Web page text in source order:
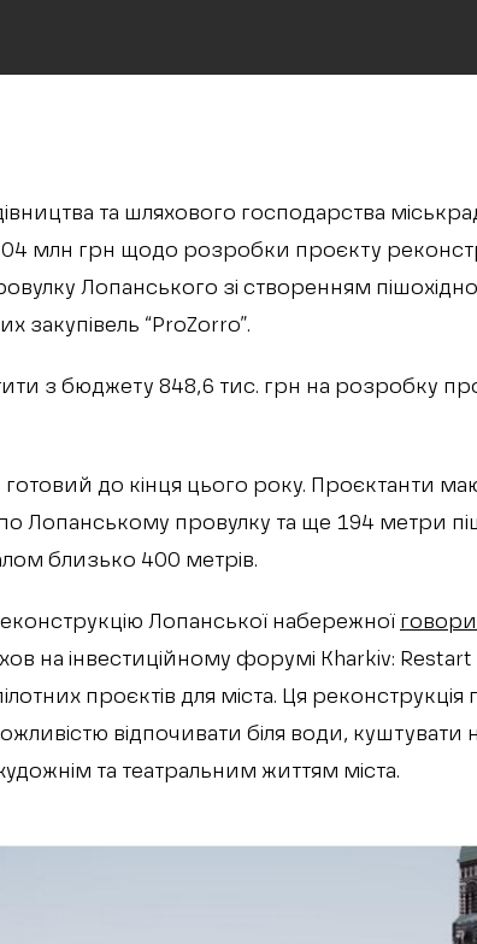
та шляхового господарства
млн грн щодо розробки проєкту
Лопанського зі створенням
закупівель “ProZorro”.
з бюджету 848,6 тис. грн на розробку
готовий до кінця цього року. Проєктанти
Лопанському провулку та ще 194 метри
близько 400 метрів.
Лопанської набережної
на інвестиційному форумі Kharkiv: Restart
проєктів для міста. Ця реконструкція
відпочивати біля води,
та театральним життям міста.